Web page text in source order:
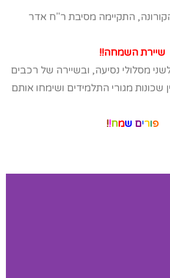
התקיימה מסיבת ר"ח אדר
שיירת השמחה!!
מסלולי נסיעה, ובשיירה של רכבים
מגורי התלמידים ושימחו אותם
פורים שמח!
!